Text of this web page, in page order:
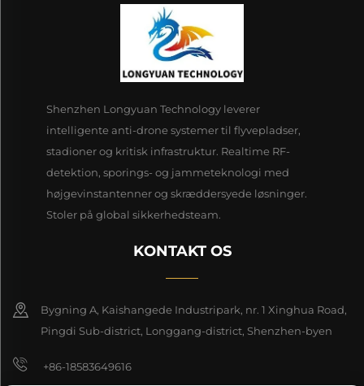
Shenzhen Longyuan Technology leverer
intelligente anti-drone systemer til flyvepladser,
stadioner og kritisk infrastruktur. Realtime RF-
detektion, sporings- og jammeteknologi med
højgevinstantenner og skræddersyede løsninger.
Stoler på global sikkerhedsteam.
KONTAKT OS
Bygning A, Kaishangede Industripark, nr. 1 Xinghua Road,
Pingdi Sub-district, Longgang-district, Shenzhen-byen
+86-18583649616